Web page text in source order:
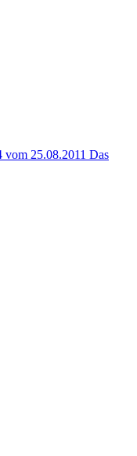
25.08.2011 Das